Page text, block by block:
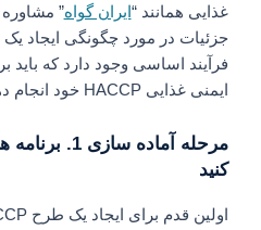
غذایی همانند “ ایران گواه ” مشاوره
فرآیند اساسی وجود دارد که باید
ایمنی غذایی HACCP خود انجام دهید:
مرحله آماده
کنید